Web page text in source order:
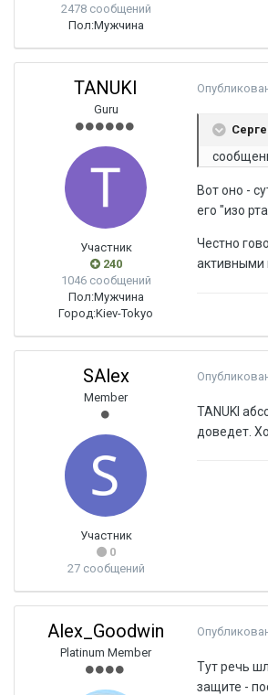
2478 сообщений
Пол:Мужчина
TANUKI
Guru
Участник
240
1046 сообщений
Пол:Мужчина
Город:Kiev-Tokyo
Вот оно -
его "изо
Честно
активными
SAlex
Member
Участник
0
27 сообщений
TANUKI
доведет.
Alex_Goodwin
Platinum Member
Тут речь
защите -